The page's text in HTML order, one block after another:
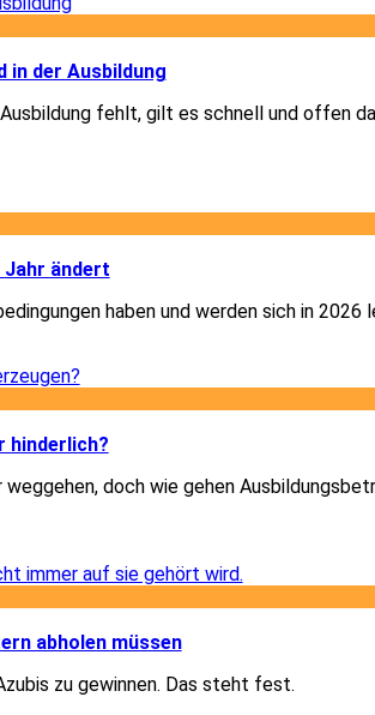
in der Ausbildung
fehlt, gilt es schnell und offen
Jahr ändert
haben und werden sich in 2026
hinderlich?
doch wie gehen
abholen müssen
zu gewinnen. Das steht fest.